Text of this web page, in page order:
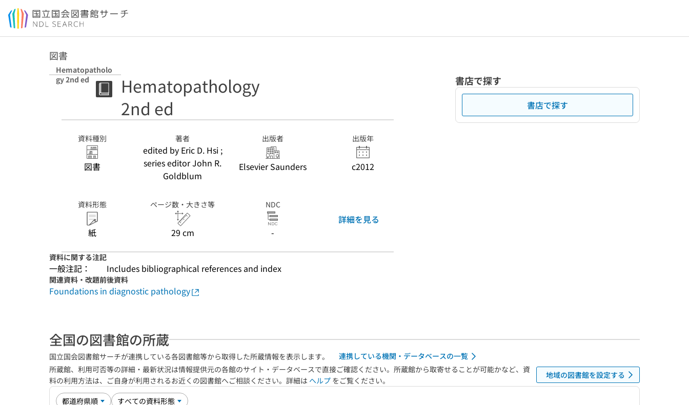
本文へ移動
図書
Hematopatholo
gy 2nd ed
Hematopathology
2nd ed
資料種別
図書
著者
edited by Eric D. Hsi ;
series editor John R.
Goldblum
出版者
Elsevier Saunders
出版年
c2012
資料形態
紙
ページ数・大きさ等
29 cm
NDC
-
詳細を見る
資料に関する注記
一般注記： Includes bibliographical references and index
関連資料・改題前後資料
Foundations in diagnostic pathology
書店で探す
書店で探す
全国の図書館の所蔵
国立国会図書館サーチが連携している各図書館等から取得した所蔵情報を表示します。
連携している機関・データベースの一覧
所蔵館、利用可否等の詳細・最新状況は情報提供元の各館のサイト・データベースで直接ご確認ください。所蔵館から取寄せることが可能かなど、資
料の利用方法は、ご自身が利用されるお近くの図書館へご相談ください。詳細は ヘルプ をご覧ください。
地域の図書館を設定する